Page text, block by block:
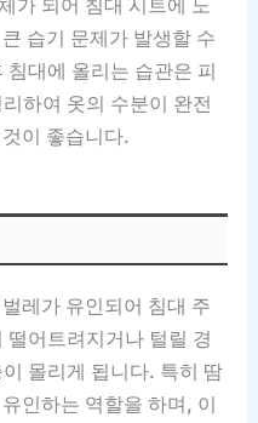
습기 문제가 발생할 수
대에 올리는 습관은 피
하여 옷의 수분이 완전
이 좋습니다.
레가 유인되어 침대 주
어트려지거나 털릴 경
몰리게 됩니다. 특히 땀
인하는 역할을 하며, 이